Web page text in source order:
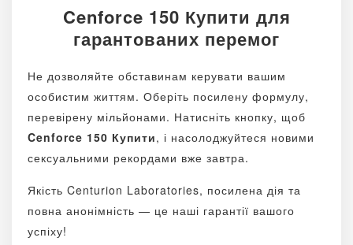
Cenforce 150 Купити для
гарантованих перемог
Не дозволяйте обставинам керувати вашим
особистим життям. Оберіть посилену формулу,
перевірену мільйонами. Натисніть кнопку, щоб
Cenforce 150 Купити, і насолоджуйтеся новими
сексуальними рекордами вже завтра.
Якість Centurion Laboratories, посилена дія та
повна анонімність — це наші гарантії вашого
успіху!